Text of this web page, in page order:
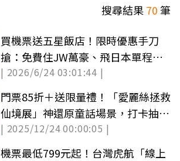
搜尋結果70筆
買機票送五星飯店！限時優惠手刀
搶：免費住JW萬豪、飛日本單程免
4000元
| 2026/6/24 03:01:44 |
門票85折＋送限量禮！「愛麗絲拯救
仙境展」神還原童話場景，打卡抽免
費機票
| 2025/12/24 00:00:05 |
機票最低799元起！台灣虎航「線上